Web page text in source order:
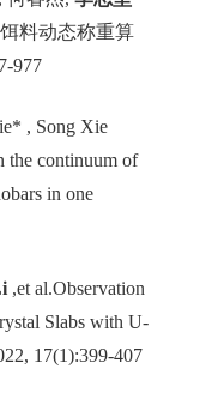
料动态称重算
977
, Song Xie
the continuum of
in one
,et al.Observation
Slabs with U-
17(1):399-407